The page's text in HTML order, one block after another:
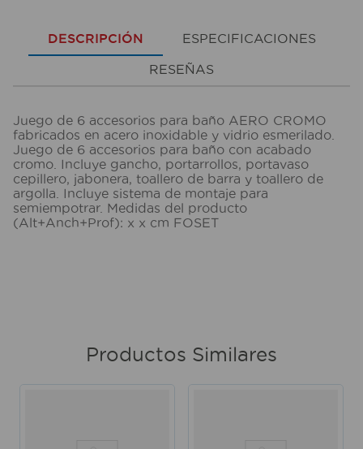
DESCRIPCIÓN ESPECIFICACIONES
RESEÑAS
Juego de 6 accesorios para baño AERO CROMO
fabricados en acero inoxidable y vidrio esmerilado.
Juego de 6 accesorios para baño con acabado
cromo. Incluye gancho, portarrollos, portavaso
cepillero, jabonera, toallero de barra y toallero de
argolla. Incluye sistema de montaje para
semiempotrar. Medidas del producto
(Alt+Anch+Prof): x x cm FOSET
Productos Similares